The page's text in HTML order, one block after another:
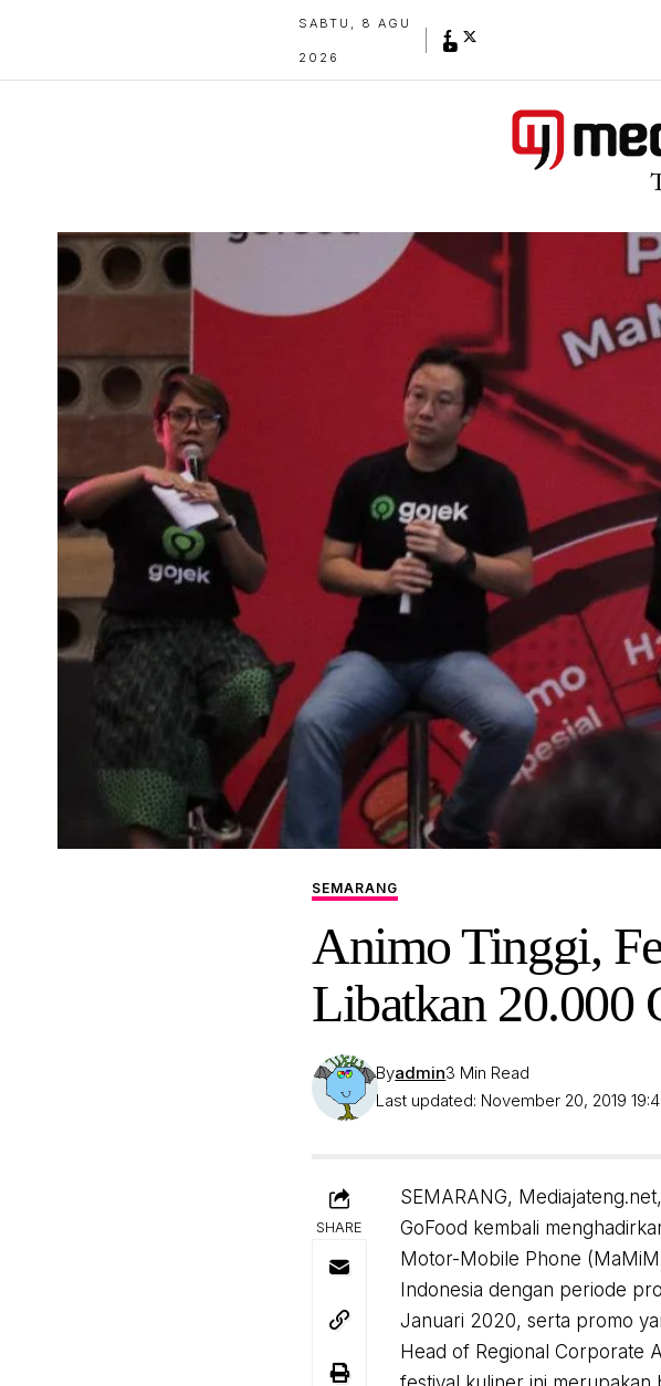
SABTU, 8 AGU
2026
SEMARANG
Animo Tinggi,
Libatkan 20.000
Last updated: November 20, 2019
Byadmin3 Min Read
SHARE
SEMARANG,
GoFood kembali
Motor-Mobile Phone
Indonesia dengan periode
Januari 2020, serta promo
Head of Regional Corporate